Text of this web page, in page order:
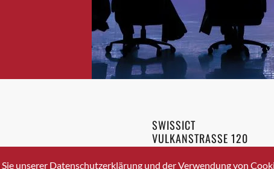
Bäretswil
Bülach
Cazis
Cham
Davos Platz
Davos Platz 1
43 336 40 20
SWISSICT
VULKANSTRASSE 120
8048 ZURICH
unserer Datenschutzerklärung und der Verwendung von